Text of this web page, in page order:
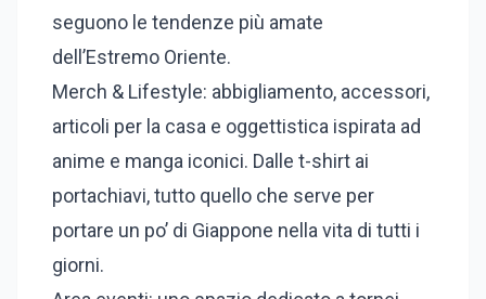
seguono le tendenze più amate
dell’Estremo Oriente.
Merch & Lifestyle: abbigliamento, accessori,
articoli per la casa e oggettistica ispirata ad
anime e manga iconici. Dalle t-shirt ai
portachiavi, tutto quello che serve per
portare un po’ di Giappone nella vita di tutti i
giorni.